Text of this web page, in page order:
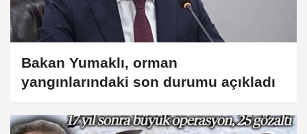
Bakan Yumaklı, orman
yangınlarındaki son durumu açıkladı